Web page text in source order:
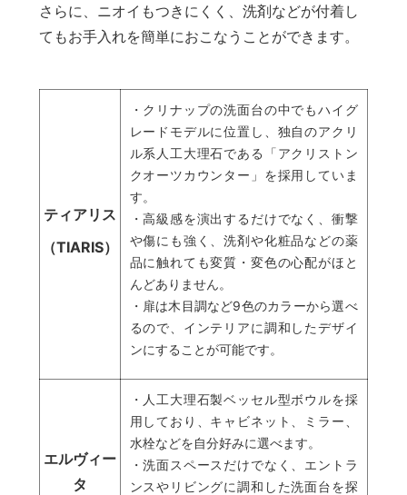
さらに、ニオイもつきにくく、洗剤などが付着し
てもお手入れを簡単におこなうことができます。
ティアリス
（TIARIS）
・クリナップの洗面台の中でもハイグ
レードモデルに位置し、独自のアクリ
ル系人工大理石である「アクリストン
クオーツカウンター」を採用していま
す。
・高級感を演出するだけでなく、衝撃
や傷にも強く、洗剤や化粧品などの薬
品に触れても変質・変色の心配がほと
んどありません。
・扉は木目調など9色のカラーから選べ
るので、インテリアに調和したデザイ
ンにすることが可能です。
エルヴィー
タ
・人工大理石製ベッセル型ボウルを採
用しており、キャビネット、ミラー、
水栓などを自分好みに選べます。
・洗面スペースだけでなく、エントラ
ンスやリビングに調和した洗面台を探